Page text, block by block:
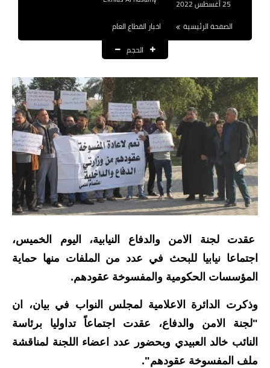
العقود والاجور اليومية
الرواتب
القروض والسلف
المنح المالية
قطع الاراضي
اخبار العراق
الاخبار السياسية
الاخبار الامنية
الاخبار الرياضية
المدارس
الصفحة الرئيسية
اخبار القطاع العام
الحجم
عقدت لجنة الامن والدفاع النيابية، اليوم الخميس،
اجتماعا نيابيا للبحث في عدد من الملفات منها حماية
المؤسسات الحكومية والمفسوخة عقودهم.
وذكرت الدائرة الاعلامية لمجلس النواب في بيان، ان
"لجنة الامن والدفاع، عقدت اجتماعاً تداوليا برئاسة
النائب خالد العبيدي وبحضور عدد اعضاء اللجنة لمناقشة
ملف المفسوخة عقودهم".